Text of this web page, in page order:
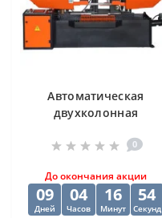
Автоматическая
двухколонная
DISPA MAKINA D-O
0
До окончания акции
09
Дней
04
Часов
16
Минут
53
Секунд